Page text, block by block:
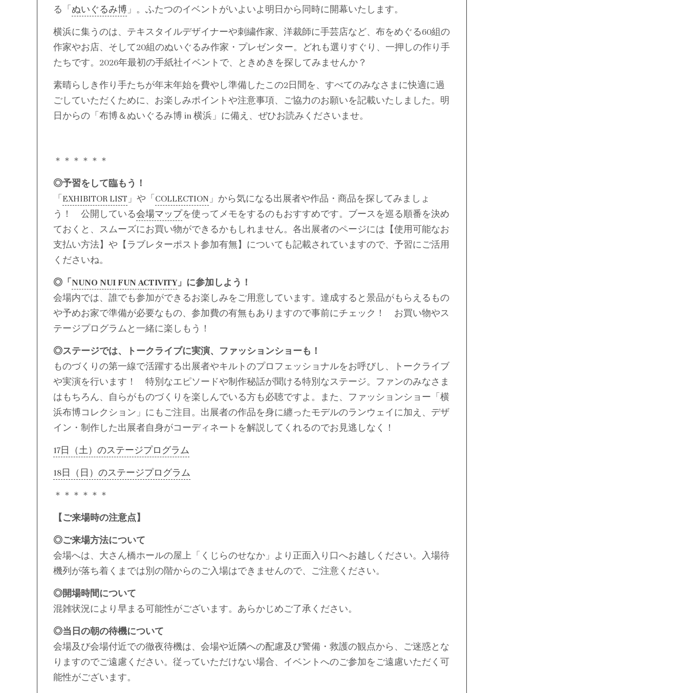
る「 ぬいぐるみ博」。ふたつのイベントがいよいよ明日から同時に開幕いたします。
横浜に集うのは、テキスタイルデザイナーや刺繍作家、洋裁師に手芸店など、布をめぐる60組の
作家やお店、そして20組のぬいぐるみ作家・プレゼンター。どれも選りすぐり、一押しの作り手
たちです。2026年最初の手紙社イベントで、ときめきを探してみませんか？
素晴らしき作り手たちが年末年始を費やし準備したこの2日間を、すべてのみなさまに快適に過
ごしていただくために、お楽しみポイントや注意事項、ご協力のお願いを記載いたしました。明
日からの「布博＆ぬいぐるみ博 in 横浜」に備え、ぜひお読みくださいませ。
＊＊＊＊＊＊
◎予習をして臨もう！
「 EXHIBITOR LIST 」や「 COLLECTION 」から気になる出展者や作品・商品を探してみましょ
う！ 公開している会場マップを使ってメモをするのもおすすめです。ブースを巡る順番を決め
ておくと、スムーズにお買い物ができるかもしれません。各出展者のページには【使用可能なお
支払い方法】や【ラブレターポスト参加有無】についても記載されていますので、予習にご活用
くださいね。
◎「 NUNO NUI FUN ACTIVITY」に参加しよう！
会場内では、誰でも参加ができるお楽しみをご用意しています。達成すると景品がもらえるもの
や予めお家で準備が必要なもの、参加費の有無もありますので事前にチェック！ お買い物やス
テージプログラムと一緒に楽しもう！
◎ステージでは、トークライブに実演、ファッションショーも！
ものづくりの第一線で活躍する出展者やキルトのプロフェッショナルをお呼びし、トークライブ
や実演を行います！ 特別なエピソードや制作秘話が聞ける特別なステージ。ファンのみなさま
はもちろん、自らがものづくりを楽しんでいる方も必聴ですよ。また、ファッションショー「横
浜布博コレクション」にもご注目。出展者の作品を身に纏ったモデルのランウェイに加え、デザ
イン・制作した出展者自身がコーディネートを解説してくれるのでお見逃しなく！
17日（土）のステージプログラム
18日（日）のステージプログラム
＊＊＊＊＊＊
【ご来場時の注意点】
◎ご来場方法について
会場へは、大さん橋ホールの屋上「くじらのせなか」より正面入り口へお越しください。入場待
機列が落ち着くまでは別の階からのご入場はできませんので、ご注意ください。
◎開場時間について
混雑状況により早まる可能性がございます。あらかじめご了承ください。
◎当日の朝の待機について
会場及び会場付近での徹夜待機は、会場や近隣への配慮及び警備・救護の観点から、ご迷惑とな
りますのでご遠慮ください。従っていただけない場合、イベントへのご参加をご遠慮いただく可
能性がございます。